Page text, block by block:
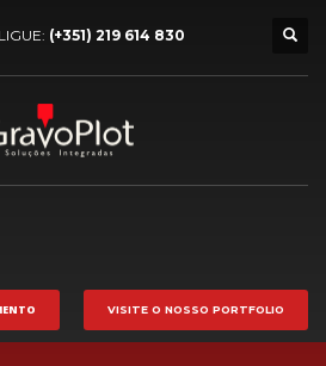
(+351) 219 614 830
VISITE O NOSSO PORTFOLIO